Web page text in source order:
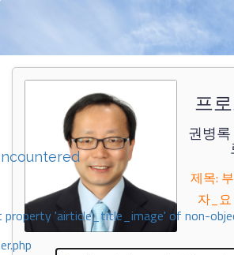
property 'airticle_title_image' of non-
프
권병
제목:
자_